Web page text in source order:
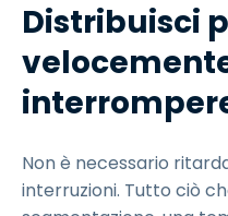
Distribuisci
Non è necessario
interruzioni. Tutto ciò